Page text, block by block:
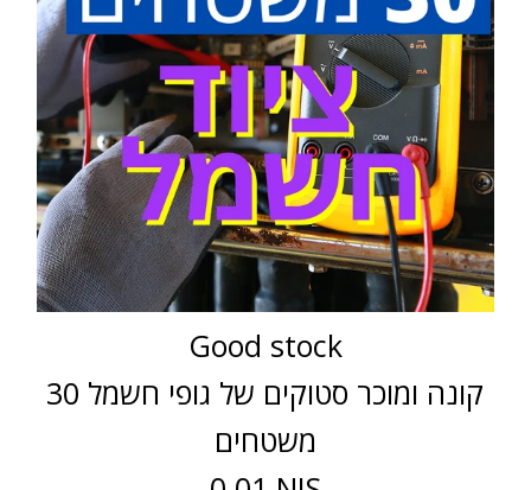
Good stock
קונה ומוכר סטוקים של גופי חשמל 30
משטחים